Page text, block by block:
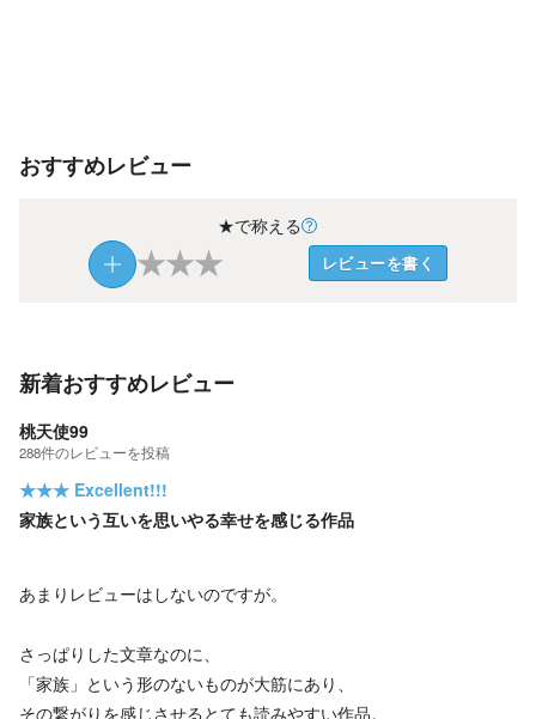
おすすめレビュー
★で称える
★★★ レビューを書く
新着おすすめレビュー
桃天使99
288件のレビューを投稿
★★★ Excellent!!!
家族という互いを思いやる幸せを感じる作品
あまりレビューはしないのですが。
さっぱりした文章なのに、
「家族」という形のないものが大筋にあり、
その繋がりを感じさせるとても読みやすい作品。